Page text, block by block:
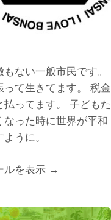
ない一般市民です。
って生きてます。 税金
払ってます。 子どもた
なった時に世界が平和
うに。
ルを表示 →